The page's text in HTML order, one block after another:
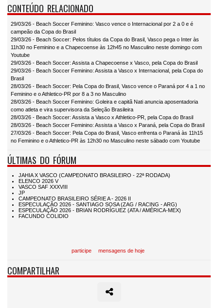
CONTEÚDO RELACIONADO
29/03/26 - Beach Soccer Feminino: Vasco vence o Internacional por 2 a 0 e é
campeão da Copa do Brasil
29/03/26 - Beach Soccer: Pelos títulos da Copa do Brasil, Vasco pega o Inter às
11h30 no Feminino e a Chapecoense às 12h45 no Masculino neste domingo com
Youtube
29/03/26 - Beach Soccer: Assista a Chapecoense x Vasco, pela Copa do Brasil
29/03/26 - Beach Soccer Feminino: Assista a Vasco x Internacional, pela Copa do
Brasil
28/03/26 - Beach Soccer: Pela Copa do Brasil, Vasco vence o Paraná por 4 a 1 no
Feminino e o Athletico-PR por 8 a 3 no Masculino
28/03/26 - Beach Soccer Feminino: Goleira e capitã Nati anuncia aposentadoria
como atleta e vira supervisora da Seleção Brasileira
28/03/26 - Beach Soccer: Assista a Vasco x Athletico-PR, pela Copa do Brasil
28/03/26 - Beach Soccer Feminino: Assista a Vasco x Paraná, pela Copa do Brasil
27/03/26 - Beach Soccer: Pela Copa do Brasil, Vasco enfrenta o Paraná às 11h15
no Feminino e o Athletico-PR às 12h30 no Masculino neste sábado com Youtube
ÚLTIMAS DO FÓRUM
participe mensagens de hoje
COMPARTILHAR